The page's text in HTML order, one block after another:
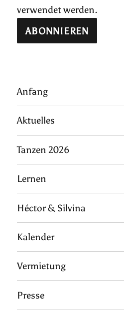
verwendet werden.
Anfang
Aktuelles
Tanzen 2026
Lernen
Héctor & Silvina
Kalender
Vermietung
Presse